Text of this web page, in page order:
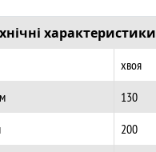
характеристики
хвоя
130
200